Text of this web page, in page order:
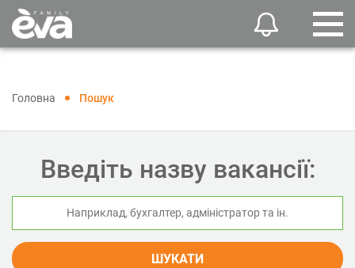
Головна Пошук
Введіть назву вакансії:
ШУКАТИ